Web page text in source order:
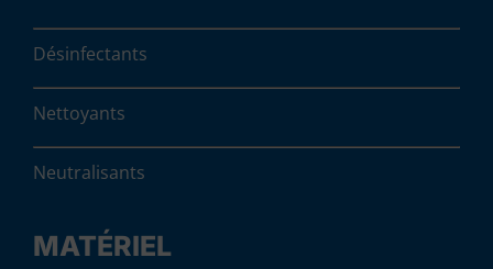
Désinfectants
Nettoyants
Neutralisants
MATÉRIEL